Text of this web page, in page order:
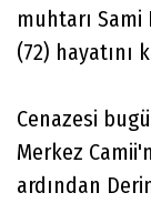
muhtarı Sami
(72) hayatını
Cenazesi
Merkez
ardından